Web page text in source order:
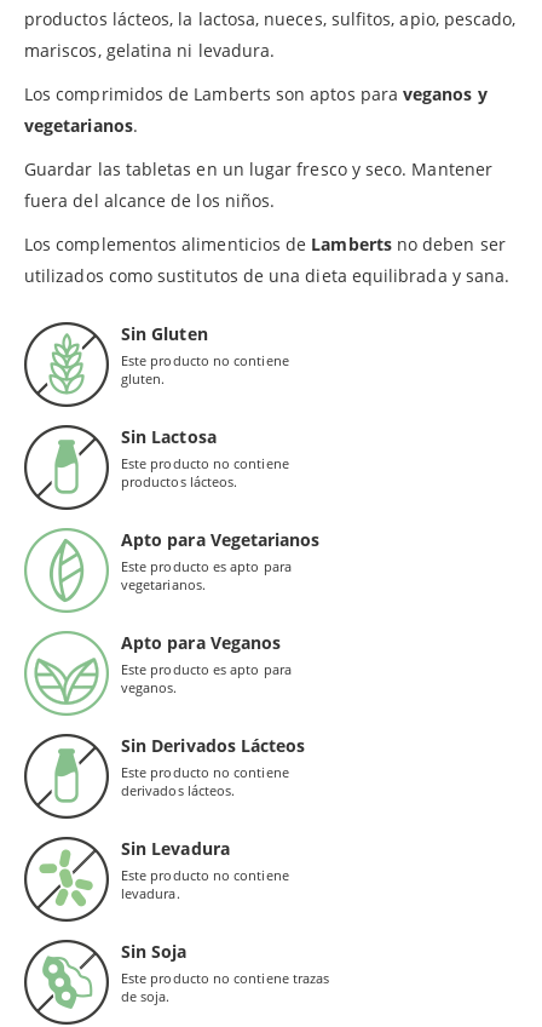
productos lácteos, la lactosa, nueces, sulfitos, apio, pescado,
mariscos, gelatina ni levadura.
Los comprimidos de Lamberts son aptos paraveganos y
vegetarianos.
Guardar las tabletas en un lugar fresco y seco. Mantener
fuera del alcance de los niños.
Los complementos alimenticios de Lambertsno deben ser
utilizados como sustitutos de una dieta equilibrada y sana.
Sin Gluten
Este producto no contiene
gluten.
Sin Lactosa
Este producto no contiene
productos lácteos.
Apto para Vegetarianos
Este producto es apto para
vegetarianos.
Apto para Veganos
Este producto es apto para
veganos.
Sin Derivados Lácteos
Este producto no contiene
derivados lácteos.
Sin Levadura
Este producto no contiene
levadura.
Sin Soja
Este producto no contiene trazas
de soja.